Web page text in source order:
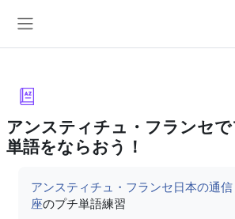
アンスティチュ・フランセ
単語をならおう！
アンスティチュ・フランセ日本の通
座のプチ単語練習